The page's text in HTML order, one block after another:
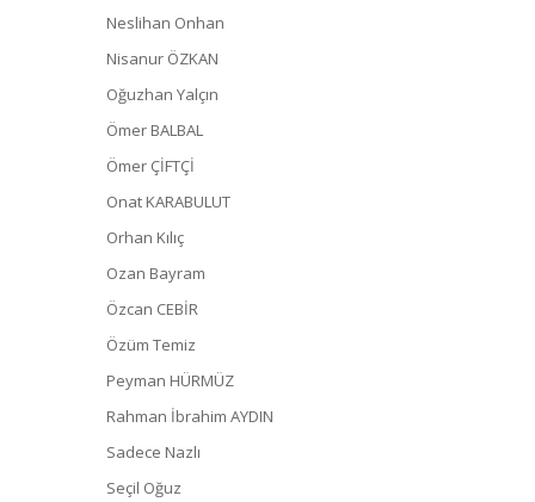
Neslihan Onhan
Nisanur ÖZKAN
Oğuzhan Yalçın
Ömer BALBAL
Ömer ÇİFTÇİ
Onat KARABULUT
Orhan Kılıç
Ozan Bayram
Özcan CEBİR
Özüm Temiz
Peyman HÜRMÜZ
Rahman İbrahim AYDIN
Sadece Nazlı
Seçil Oğuz